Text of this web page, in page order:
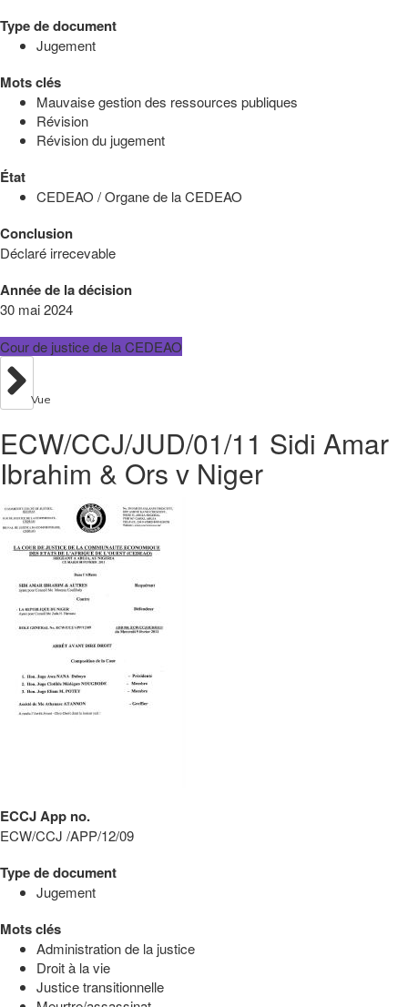
Type de document
Jugement
Mots clés
Mauvaise gestion des ressources publiques
Révision
Révision du jugement
État
CEDEAO / Organe de la CEDEAO
Conclusion
Déclaré irrecevable
Année de la décision
30 mai 2024
Cour de justice de la CEDEAO
Vue
ECW/CCJ/JUD/01/11 Sidi Amar
Ibrahim & Ors v Niger
ECCJ App no.
ECW/CCJ /APP/12/09
Type de document
Jugement
Mots clés
Administration de la justice
Droit à la vie
Justice transitionnelle